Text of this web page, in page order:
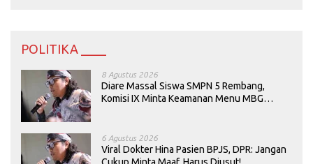
POLITIKA ____
8 Agustus 2026
Diare Massal Siswa SMPN 5 Rembang,
Komisi IX Minta Keamanan Menu MBG
6 Agustus 2026
Viral Dokter Hina Pasien BPJS, DPR: Jangan
Cukup Minta Maaf, Harus Diusut!